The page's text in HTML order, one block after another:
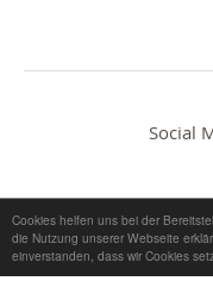
Cookies helfen uns bei der
die Nutzung unserer Webseite
einverstanden, dass wir Cookies
Social